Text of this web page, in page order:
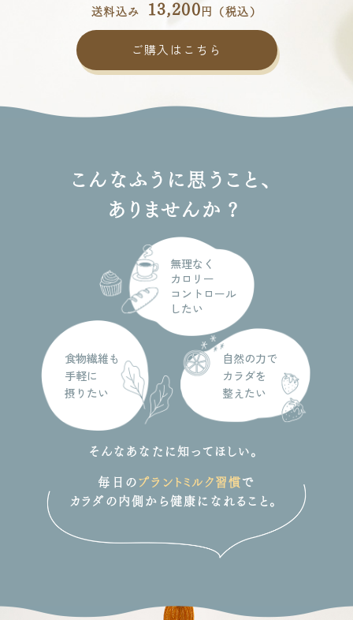
送料込み 13,200 円（税込）
ご購入はこちら
こんなふうに思うこと、
ありませんか？
無理なく
カロリー
コントロール
したい
食物繊維も
手軽に
摂りたい
自然の力で
カラダを
整えたい
そんなあなたに知ってほしい。
毎日の プラントミルク習慣 で
カラダの内側から健康になれること。